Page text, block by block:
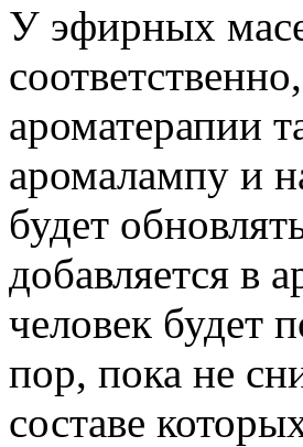
У эфирных
ароматерапии
аромалампу и
будет
добавляется в
человек будет
пор, пока не
составе